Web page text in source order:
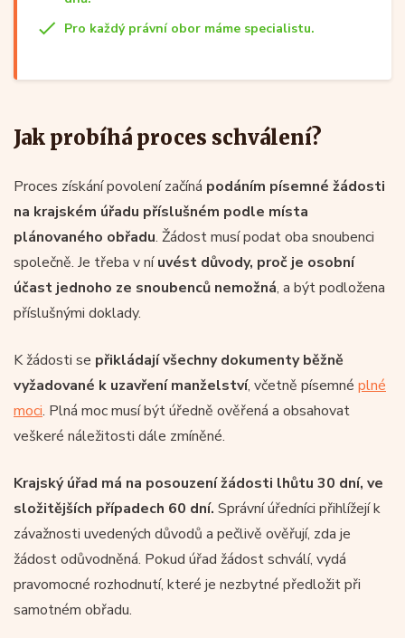
Pro každý právní obor máme specialistu.
Jak probíhá proces schválení?
Proces získání povolení začíná podáním písemné žádosti
na krajském úřadu příslušném podle místa
plánovaného obřadu. Žádost musí podat oba snoubenci
společně. Je třeba v níuvést důvody, proč je osobní
účast jednoho ze snoubenců nemožná, a být podložena
příslušnými doklady.
K žádosti se přikládají všechny dokumenty běžně
vyžadované k uzavření manželství, včetně písemné plné
moci. Plná moc musí být úředně ověřená a obsahovat
veškeré náležitosti dále zmíněné.
Krajský úřad má na posouzení žádosti lhůtu 30 dní, ve
složitějších případech 60 dní. Správní úředníci přihlížejí k
závažnosti uvedených důvodů a pečlivě ověřují, zda je
žádost odůvodněná. Pokud úřad žádost schválí, vydá
pravomocné rozhodnutí, které je nezbytné předložit při
samotném obřadu.